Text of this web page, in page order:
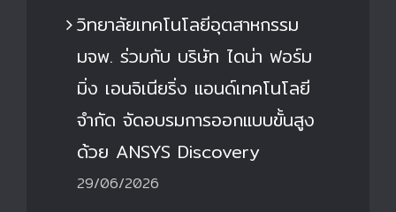
วิทยาลัยเทคโนโลยีอุตสาหกรรม
มจพ. ร่วมกับ บริษัท ไดน่า ฟอร์ม
มิ่ง เอนจิเนียริ่ง แอนด์เทคโนโลยี
จำกัด จัดอบรมการออกแบบขั้นสูง
ด้วย ANSYS Discovery
29/06/2026